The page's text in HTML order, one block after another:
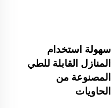
سهولة استخدام
المنازل القابلة للطي
المصنوعة من
الحاويات